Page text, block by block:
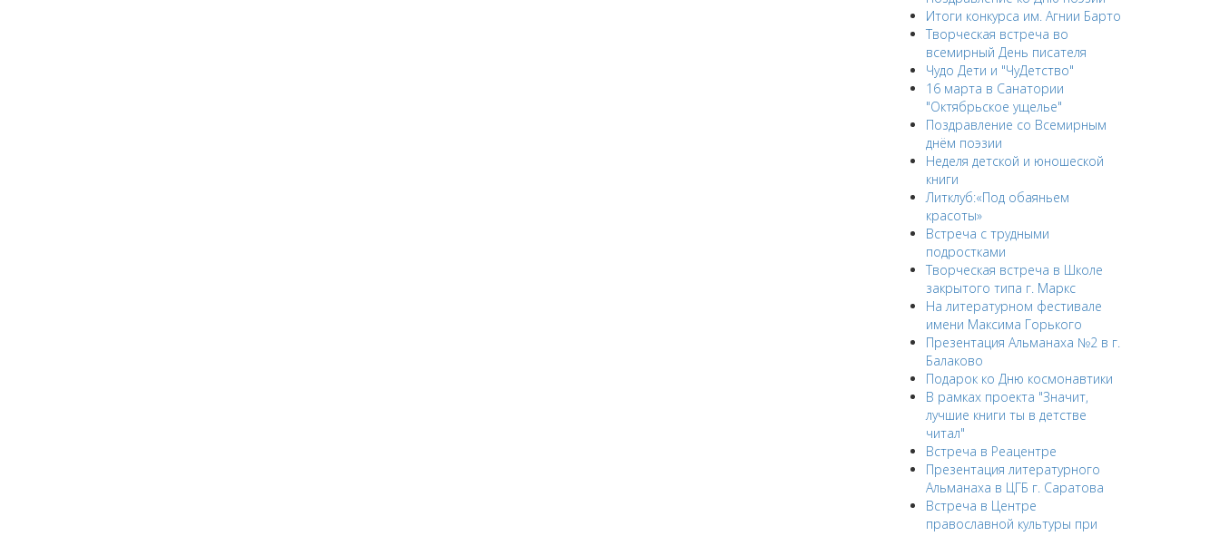
Итоги конкурса им. Агнии Барто
Творческая встреча во
всемирный День писателя
Чудо Дети и "ЧуДетство"
16 марта в Санатории
"Октябрьское ущелье"
Поздравление со Всемирным
днём поэзии
Неделя детской и юношеской
книги
Литклуб:«Под обаяньем
красоты»
Встреча с трудными
подростками
Творческая встреча в Школе
закрытого типа г. Маркс
На литературном фестивале
имени Максима Горького
Презентация Альманаха №2 в г.
Балаково
Подарок ко Дню космонавтики
В рамках проекта "Значит,
лучшие книги ты в детстве
читал"
Встреча в Реацентре
Презентация литературного
Альманаха в ЦГБ г. Саратова
Встреча в Центре
православной культуры при